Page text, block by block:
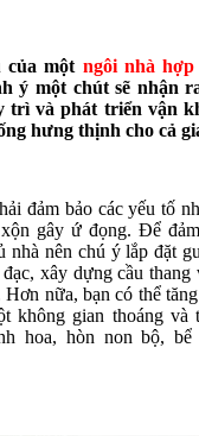
của một ngôi nhà
ý một chút sẽ nhận
trì và phát triển vận
hưng thịnh cho cả
đảm bảo các yếu tố
gây ứ đọng. Để
nhà nên chú ý lắp đặt
xây dựng cầu
Hơn nữa, bạn có thể
không gian thoáng và
hoa, hòn non bộ,